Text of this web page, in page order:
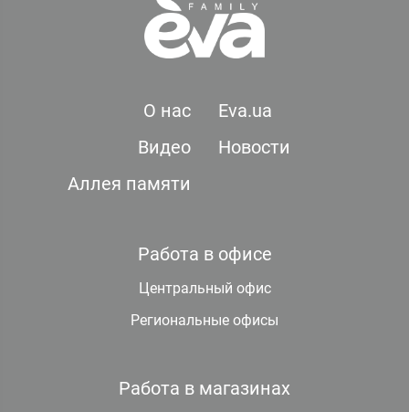
О нас
Eva.ua
Видео
Новости
Аллея памяти
Работа в офисе
Центральный офис
Региональные офисы
Работа в магазинах